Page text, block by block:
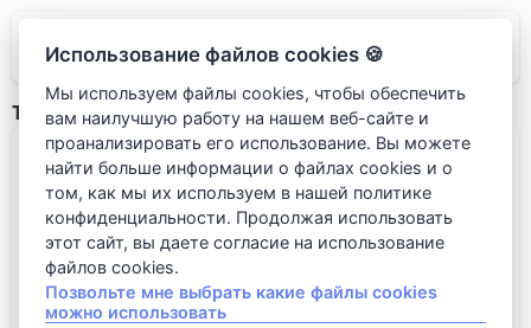
VЛАVАШЕ
Thé Glacé
Fuze tea
500 мл
115 RUB
В корзину
Использование файлов cookies 🍪
Мы используем файлы cookies, чтобы обеспечить
вам наилучшую работу на нашем веб-сайте и
проанализировать его использование. Вы можете
найти больше информации о файлах cookies и о
том, как мы их используем в нашей политике
конфиденциальности. Продолжая использовать
этот сайт, вы даете согласие на использование
файлов cookies.
Позвольте мне выбрать какие файлы cookies
можно использовать